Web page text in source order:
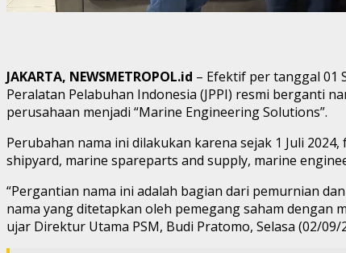
JAKARTA, NEWSMETROPOL.id – Efektif per tanggal 01
Peralatan Pelabuhan Indonesia (JPPI) resmi berganti
perusahaan menjadi “Marine Engineering Solutions”.
Perubahan nama ini dilakukan karena sejak 1 Juli
shipyard, marine spareparts and supply, marine
“Pergantian nama ini adalah bagian dari pemurnian
nama yang ditetapkan oleh pemegang saham dengan
ujar Direktur Utama PSM, Budi Pratomo, Selasa (02/09/